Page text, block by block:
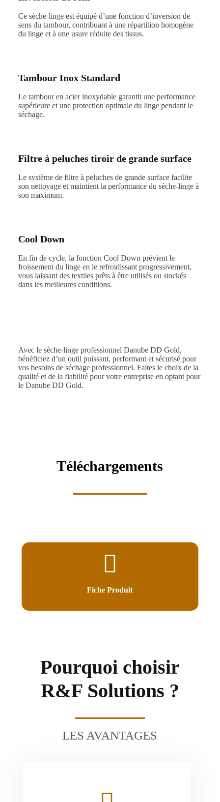
Ce sèche-linge est équipé d’une fonction d’inversion de
sens du tambour, contribuant à une répartition homogène
du linge et à une usure réduite des tissus.
Tambour Inox Standard
Le tambour en acier inoxydable garantit une performance
supérieure et une protection optimale du linge pendant le
séchage.
Filtre à peluches tiroir de grande surface
Le système de filtre à peluches de grande surface facilite
son nettoyage et maintient la performance du sèche-linge à
son maximum.
Cool Down
En fin de cycle, la fonction Cool Down prévient le
froissement du linge en le refroidissant progressivement,
vous laissant des textiles prêts à être utilisés ou stockés
dans les meilleures conditions.
Avec le sèche-linge professionnel Danube DD Gold,
bénéficiez d’un outil puissant, performant et sécurisé pour
vos besoins de séchage professionnel. Faites le choix de la
qualité et de la fiabilité pour votre entreprise en optant pour
le Danube DD Gold.
Téléchargements
Fiche Produit
Pourquoi choisir
R&F Solutions ?
LES AVANTAGES